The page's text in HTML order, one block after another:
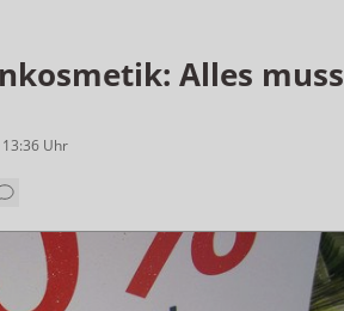
Alles muss
Uhr